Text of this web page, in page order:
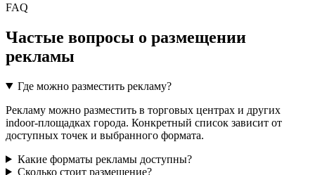
FAQ
Частые вопросы о размещении
рекламы
Где можно разместить рекламу?
Рекламу можно разместить в торговых центрах и других
indoor-площадках города. Конкретный список зависит от
доступных точек и выбранного формата.
Какие форматы рекламы доступны?
Сколько стоит размещение?